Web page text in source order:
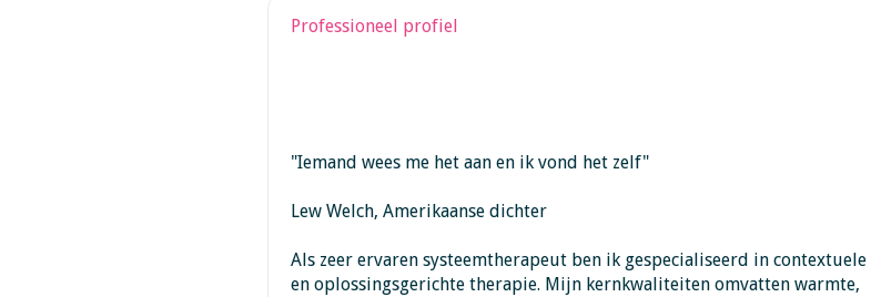
Professioneel profiel
"Iemand wees me het aan en ik vond het zelf"
Lew Welch, Amerikaanse dichter
Als zeer ervaren systeemtherapeut ben ik gespecialiseerd in contextuele
en oplossingsgerichte therapie. Mijn kernkwaliteiten omvatten warmte,